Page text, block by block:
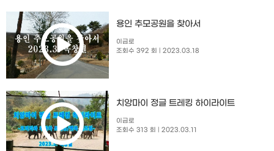
용인 추모공원을 찾아서
이금로
조회수 392 회
| 2023.03.18
치앙마이 정글 트레킹 하이라이트
이금로
조회수 313 회
| 2023.03.11